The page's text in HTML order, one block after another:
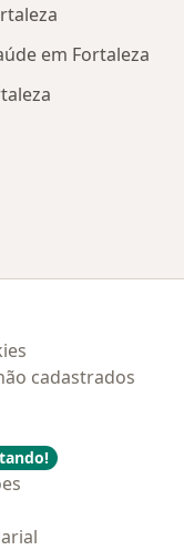
em Fortaleza
cadastrados